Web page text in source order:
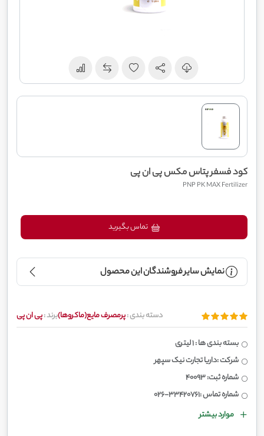
کود فسفر پتاس مکس پی ان پی
PNP PK MAX Fertilizer
نمایش سایر فروشندگان این محصول
دسته بندی :پرمصرف مایع(ماکروها)برند :پی ان پی
بسته بندی ها : 1 لیتری
شرکت :داریا تجارت نیک سپهر
شماره ثبت: 40093
شماره تماس :33420761-026
موارد بیشتر